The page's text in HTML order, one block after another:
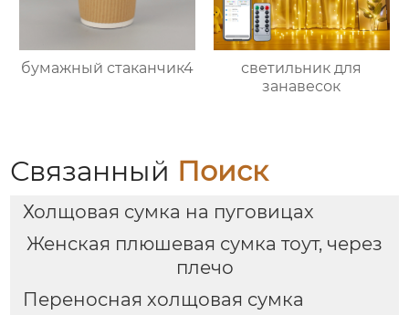
бумажный стаканчик4
светильник для
занавесок
Связанный Поиск
Холщовая сумка на пуговицах
Женская плюшевая сумка тоут, через
плечо
Переносная холщовая сумка